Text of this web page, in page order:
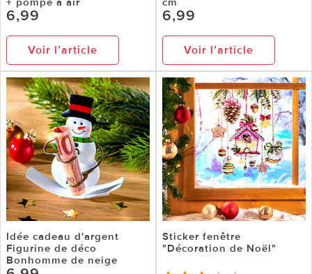
6,99
Voir l’article
6,99
Voir l’article
Idée cadeau d'argent
Figurine de déco
Bonhomme de neige
Sticker fenêtre
"Décoration de Noël"